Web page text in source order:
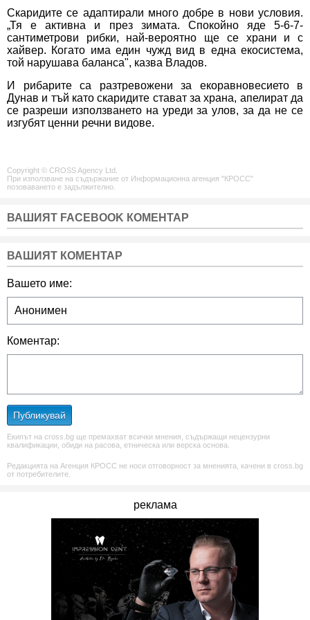
Скаридите се адаптирали много добре в нови условия.
„Тя е активна и през зимата. Спокойно яде 5-6-7-
сантиметрови рибки, най-вероятно ще се храни и с
хайвер. Когато има един чужд вид в една екосистема,
той нарушава баланса", казва Владов.
И рибарите са разтревожени за екоравновесието в
Дунав и тъй като скаридите стават за храна, апелират да
се разреши използването на уреди за улов, за да не се
изгубят ценни речни видове.
Copyright © CROSS Agency Ltd.
При използване на съдържание от Информационна агенция "КРОСС"
позоваването е задължително.
ВАШИЯТ FACEBOOK КОМЕНТАР
ВАШИЯТ КОМЕНТАР
Вашето име:
Коментар:
Публикувай
Екипът на cross.bg ще премахват всички мнения, съдържащи нецензурни
квалификации, обиди на расова, етническа или верска основа.
Редакцията на Агенция КРОСС не носи отговорност за мненията, качени в cross.bg
от потребителите.
реклама